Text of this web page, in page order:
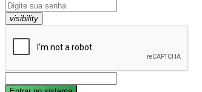
visibility